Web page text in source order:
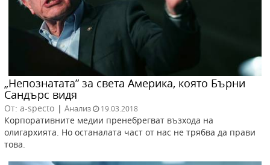
„Непознатата” за света Америка, която Бърни
Сандърс видя
От: a-specto | Анализ 19.03.2018
Корпоративните медии пренебрегват възхода на
олигархията. Но останалата част от нас не трябва да прави
това.